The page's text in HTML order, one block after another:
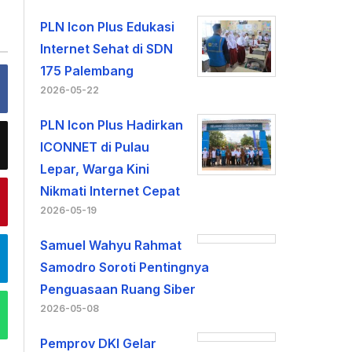
PLN Icon Plus Edukasi
Internet Sehat di SDN
175 Palembang
2026-05-22
PLN Icon Plus Hadirkan
ICONNET di Pulau
Lepar, Warga Kini
Nikmati Internet Cepat
2026-05-19
Samuel Wahyu Rahmat
Samodro Soroti Pentingnya
Penguasaan Ruang Siber
2026-05-08
Pemprov DKI Gelar